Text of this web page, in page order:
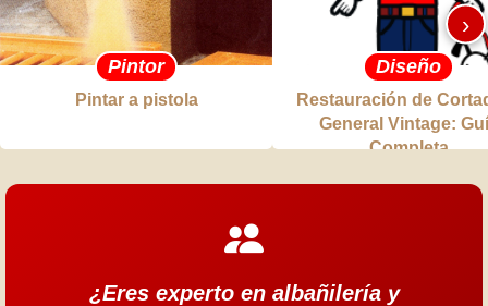
Pintor
Pintar a pistola
Diseño
Restauración de
General Vintage:
Completa
›
¿Eres experto en albañilería y